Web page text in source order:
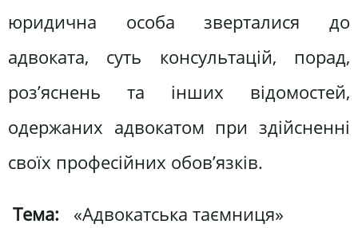
юридична особа зверталися до
адвоката, суть консультацій, порад,
роз’яснень та інших відомостей,
одержаних адвокатом при здійсненні
своїх професійних обов’язків.
Тема: «Адвокатська таємниця»